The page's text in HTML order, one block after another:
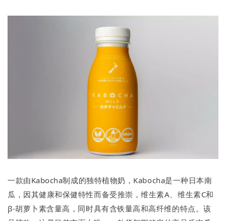
一款由Kabocha制成的独特植物奶，Kabocha是一种日本南
瓜，因其健康和保健特性而备受推崇，维生素A、维生素C和
β-胡萝卜素含量高，同时具有含铁量高和高纤维的特点。该